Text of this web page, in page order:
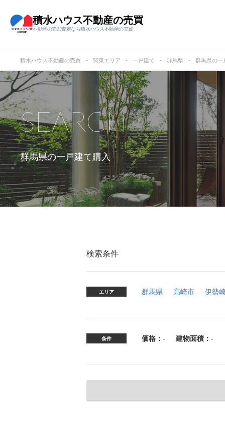
積水ハウス不動産の売買
不動産の売却査定なら積水ハウス不動産の売買
積水ハウス不動産の売買 関東エリア 一戸建て 群馬県 群馬県の一
群馬県の一戸建て購入
SEARCH
検索条件
エリア 群馬県 高崎市 伊勢
条件 価格： - 建物面積： -